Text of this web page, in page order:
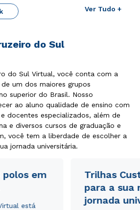
Ver Tudo +
do Sul
do Sul Virtual, você conta com a
um dos maiores grupos
superior do Brasil. Nosso
ao aluno qualidade de ensino com
docentes especializados, além de
e diversos cursos de graduação e
você tem a liberdade de escolher a
jornada universitária.
polos em
está
Trilhas
para a sua
jornada
aPolítica de Privacidade.e
dados sejam utilizados para o
da Cruzeiro do Sul.